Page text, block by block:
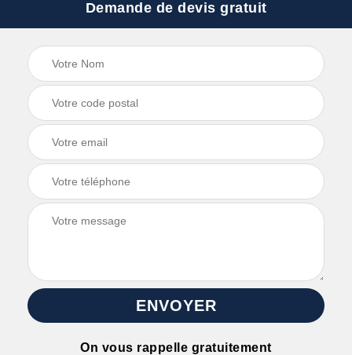
Demande de devis gratuit
On vous rappelle gratuitement